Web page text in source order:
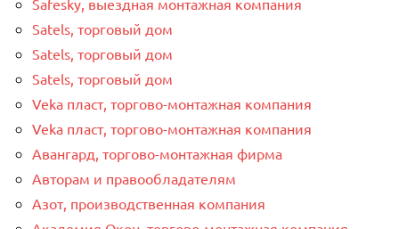
Satels, торговый дом
Satels, торговый дом
Satels, торговый дом
Veka пласт, торгово-монтажная компания
Veka пласт, торгово-монтажная компания
Авангард, торгово-монтажная фирма
Авторам и правообладателям
Азот, производственная компания